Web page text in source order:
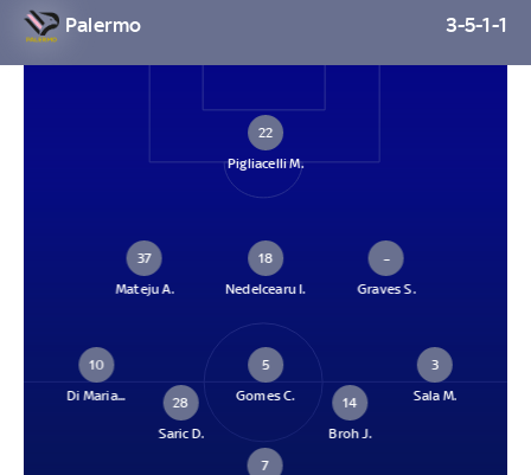
Palermo 3-5-1-1
22
Pigliacelli M.
37
Mateju A.
18
Nedelcearu I.
–
Graves S.
10
Di Maria...
28
Saric D.
5
Gomes C.
14
Broh J.
3
Sala M.
7